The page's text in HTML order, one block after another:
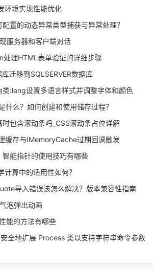
环境实现性能优化
置的动态异常类型捕获与异常处理？
服务器和客户端对话
处理HTML表单验证的详细步骤
迁移到SQLSERVER数据库
类:lang设置多语言样式并调整字体和颜色
什么？如何创建和使用储存过程？
包含滚动条吗_CSS滚动条占位详解
缓存与IMemoryCache过期回调触发
能指针的使用技巧有哪些
算中的适用性如何？
导入错误该怎么解决？版本兼容性指南
泡弹出动画
能的方法有哪些
全地扩展 Process 类以支持字符串命令参数